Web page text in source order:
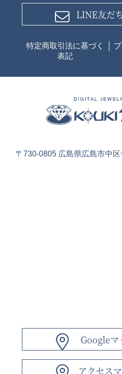
LINE友だ
特定商取引法に基づく
表記
〒730-0805 広島県広島市中
Googleマ
アクセス